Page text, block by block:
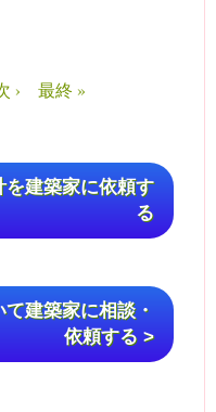
› 最終 »
建築家に依頼す
る
建築家に相談・
依頼する >